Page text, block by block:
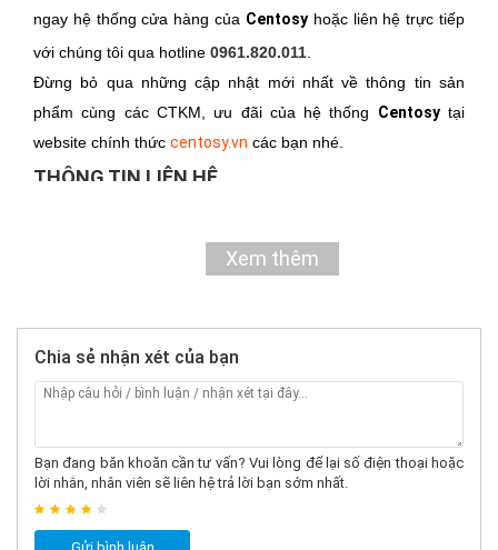
ngay hệ thống cửa hàng của Centosyhoặc liên hệ trực tiếp
với chúng tôi qua hotline 0961.820.011.
Đừng bỏ qua những cập nhật mới nhất về thông tin sản
phẩm cùng các CTKM, ưu đãi của hệ thống Centosytại
website chính thức centosy.vn các bạn nhé.
THÔNG TIN LIÊN HỆ
centosy@gmail.com
0979.902.338
Khóa học sân trượt patin:
Sân trượt Patin Centosy
tại Hà Nội
tại TP. Hồ Chí Minh
0979.902.338
Cửa hàng - Đại lý/ Nhượng
quyền:Xem chi tiết
Xem thêm
Chia sẻ nhận xét của bạn
Bạn đang băn khoăn cần tư vấn? Vui lòng để lại số điện thoại hoặc
lời nhắn, nhân viên sẽ liên hệ trả lời bạn sớm nhất.